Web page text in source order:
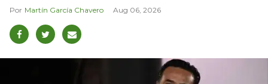
Martín García Chavero Aug 06, 2026